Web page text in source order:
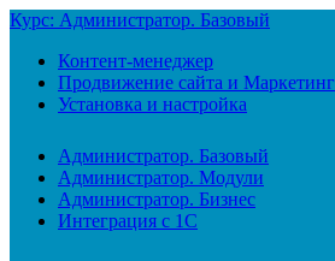
Курс: Администратор. Базовый
Контент-менеджер
Продвижение сайта и Маркетинг
Установка и настройка
Администратор. Базовый
Администратор. Модули
Администратор. Бизнес
Интеграция с 1С